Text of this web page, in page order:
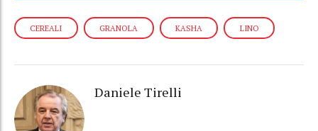
CEREALI GRANOLA KASHA LINO
Daniele Tirelli